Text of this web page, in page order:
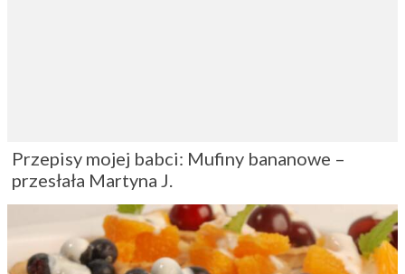
Przepisy mojej babci: Mufiny bananowe –
przesłała Martyna J.